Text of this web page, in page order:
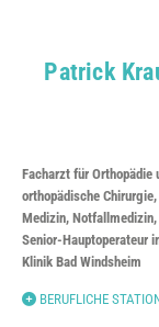
Patrick
Facharzt für
orthopädische
Medizin, Notfallmedizin,
Senior-Hauptoperateur
Klinik Bad Windsheim
BERUFLICHE